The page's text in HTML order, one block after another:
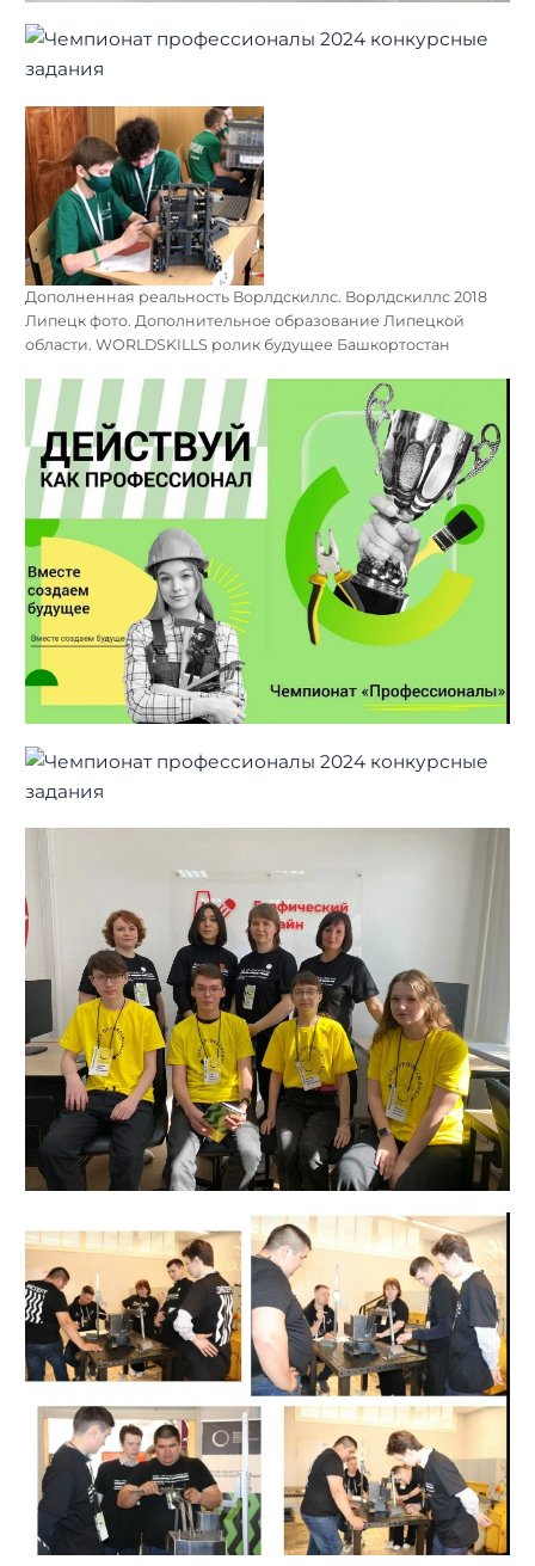
Дополненная реальность Ворлдскиллс. Ворлдскиллс 2018
Липецк фото. Дополнительное образование Липецкой
области. WORLDSKILLS ролик будущее Башкортостан